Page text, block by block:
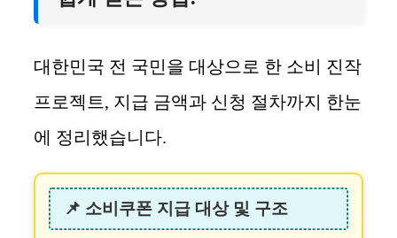
대한민국 전 국민을 대상으로 한 소비 진작
프로젝트, 지급 금액과 신청 절차까지 한눈
에 정리했습니다.
📌 소비쿠폰 지급 대상 및 구조